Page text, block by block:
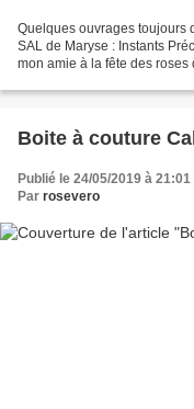
Quelques ouvrages toujours
SAL de Maryse : Instants
mon amie à la fête des
Boite à couture
Publié le 24/05/2019 à 21:01
Par rosevero